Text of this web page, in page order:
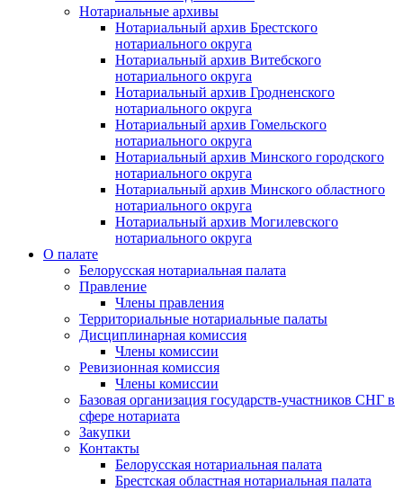
Нотариальные архивы
Нотариальный архив Брестского
нотариального округа
Нотариальный архив Витебского
нотариального округа
Нотариальный архив Гродненского
нотариального округа
Нотариальный архив Гомельского
нотариального округа
Нотариальный архив Минского городского
нотариального округа
Нотариальный архив Минского областного
нотариального округа
Нотариальный архив Могилевского
нотариального округа
О палате
Белорусская нотариальная палата
Правление
Члены правления
Территориальные нотариальные палаты
Дисциплинарная комиссия
Члены комиссии
Ревизионная комиссия
Члены комиссии
Базовая организация государств-участников СНГ в
сфере нотариата
Закупки
Контакты
Белорусская нотариальная палата
Брестская областная нотариальная палата